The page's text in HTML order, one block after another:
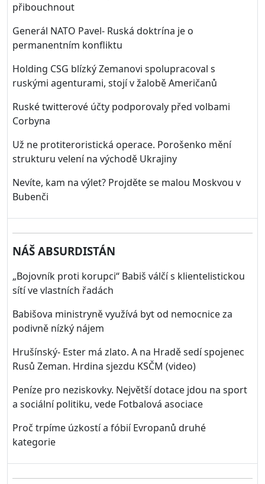
přibouchnout
Generál NATO Pavel- Ruská doktrína je o
permanentním konfliktu
Holding CSG blízký Zemanovi spolupracoval s
ruskými agenturami, stojí v žalobě Američanů
Ruské twitterové účty podporovaly před volbami
Corbyna
Už ne protiteroristická operace. Porošenko mění
strukturu velení na východě Ukrajiny
Nevíte, kam na výlet? Projděte se malou Moskvou v
Bubenči
NÁŠ ABSURDISTÁN
„Bojovník proti korupci“ Babiš válčí s klientelistickou
sítí ve vlastních řadách
Babišova ministryně využívá byt od nemocnice za
podivně nízký nájem
Hrušínský- Ester má zlato. A na Hradě sedí spojenec
Rusů Zeman. Hrdina sjezdu KSČM (video)
Peníze pro neziskovky. Největší dotace jdou na sport
a sociální politiku, vede Fotbalová asociace
Proč trpíme úzkostí a fóbií Evropanů druhé
kategorie